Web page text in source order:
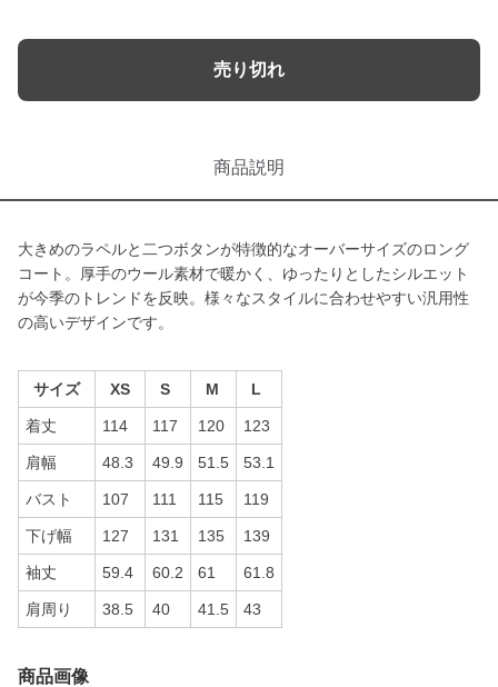
売り切れ
商品説明
大きめのラペルと二つボタンが特徴的なオーバーサイズのロング
コート。厚手のウール素材で暖かく、ゆったりとしたシルエット
が今季のトレンドを反映。様々なスタイルに合わせやすい汎用性
の高いデザインです。
サイズ XS S M L
着丈 114 117 120 123
肩幅 48.3 49.9 51.5 53.1
バスト 107 111 115 119
下げ幅 127 131 135 139
袖丈 59.4 60.2 61 61.8
肩周り 38.5 40 41.5 43
商品画像